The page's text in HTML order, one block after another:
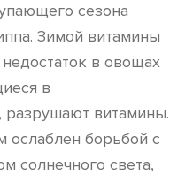
сезона
Зимой витамины
в овощах
в
разрушают витамины.
ослаблен борьбой с
солнечного света,